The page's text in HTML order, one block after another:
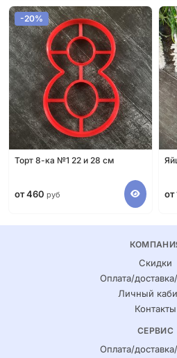
-20%
Торт 8-ка №1 22 и 28 см
от 460 руб от
Скидки
Оплата/
Личный
Контакты
СЕРВИС
Оплата/